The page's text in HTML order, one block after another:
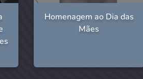
Homenagem ao Dia das
Mães